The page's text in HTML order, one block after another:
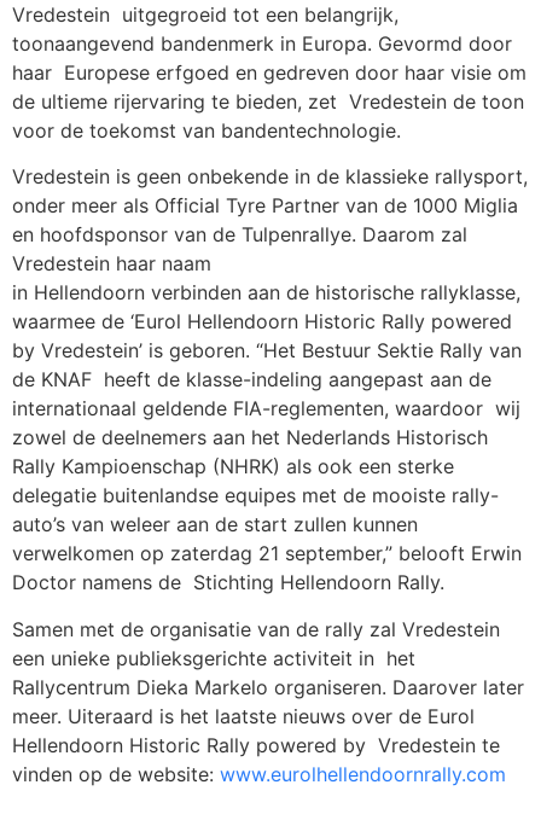
Vredestein uitgegroeid tot een belangrijk,
toonaangevend bandenmerk in Europa. Gevormd door
haar Europese erfgoed en gedreven door haar visie om
de ultieme rijervaring te bieden, zet Vredestein de toon
voor de toekomst van bandentechnologie.
Vredestein is geen onbekende in de klassieke rallysport,
onder meer als Official Tyre Partner van de 1000 Miglia
en hoofdsponsor van de Tulpenrallye. Daarom zal
Vredestein haar naam
in Hellendoorn verbinden aan de historische rallyklasse,
waarmee de ‘Eurol Hellendoorn Historic Rally powered
by Vredestein’ is geboren. “Het Bestuur Sektie Rally van
de KNAF heeft de klasse-indeling aangepast aan de
internationaal geldende FIA-reglementen, waardoor wij
zowel de deelnemers aan het Nederlands Historisch
Rally Kampioenschap (NHRK) als ook een sterke
delegatie buitenlandse equipes met de mooiste rally-
auto’s van weleer aan de start zullen kunnen
verwelkomen op zaterdag 21 september,” belooft Erwin
Doctor namens de Stichting Hellendoorn Rally.
Samen met de organisatie van de rally zal Vredestein
een unieke publieksgerichte activiteit in het
Rallycentrum Dieka Markelo organiseren. Daarover later
meer. Uiteraard is het laatste nieuws over de Eurol
Hellendoorn Historic Rally powered by Vredestein te
vinden op de website: www.eurolhellendoornrally.com